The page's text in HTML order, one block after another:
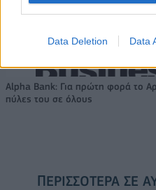
Data Deletion Data
Alpha Bank: Για πρώτη φορά το
πύλες του σε όλους
ΠΕΡΙΣΣΌΤΕΡΑ ΣΕ